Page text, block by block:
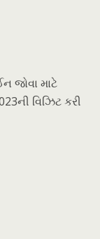
જોવા માટે
વિઝિટ કરી